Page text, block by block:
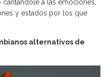
a las emociones,
y estados por los que
alternativos de